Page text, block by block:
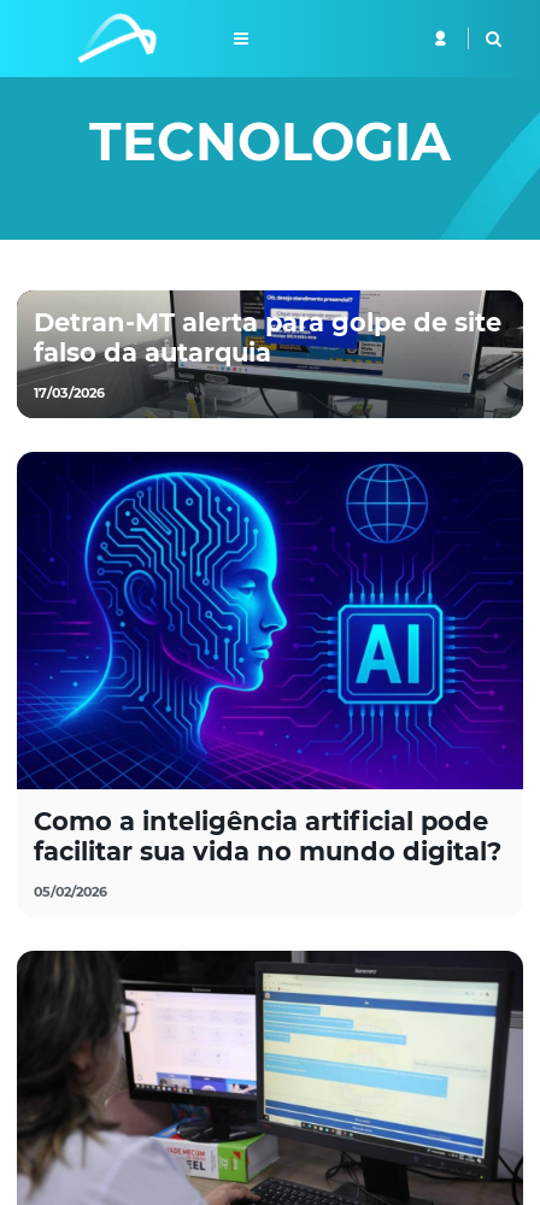
TECNOLOGIA
Detran-MT alerta para golpe de site
falso da autarquia
17/03/2026
Como a inteligência artificial pode
facilitar sua vida no mundo digital?
05/02/2026